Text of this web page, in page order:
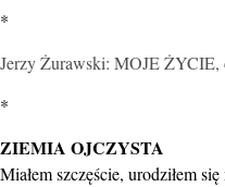
*
Jerzy Żurawski: MOJE ŻYCIE,
*
ZIEMIA OJCZYSTA
Miałem szczęście, urodziłem